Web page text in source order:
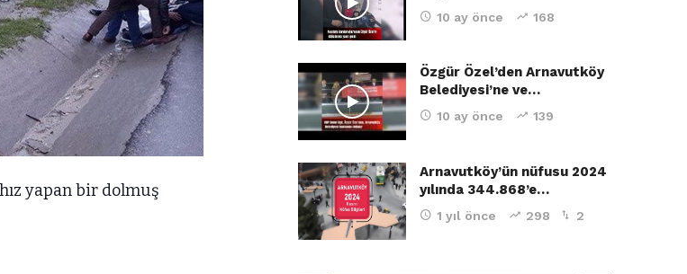
yapan bir dolmuş
10 ay önce 168
Özgür Özel’den Arnavutköy
Belediyesi’ne ve…
10 ay önce 139
Arnavutköy’ün nüfusu 2024
yılında 344.868’e…
1 yıl önce 298 2